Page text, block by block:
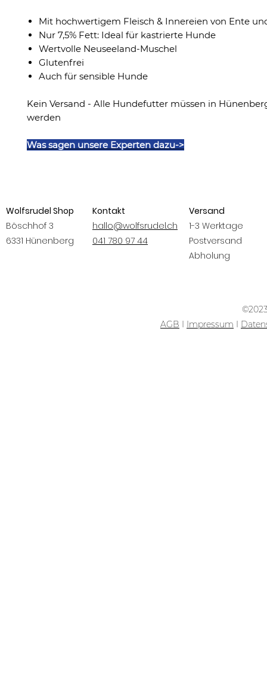
Mit hochwertigem Fleisch & Innereien von Ente
Nur 7,5% Fett: Ideal für kastrierte Hunde
Wertvolle Neuseeland-Muschel
Glutenfrei
Auch für sensible Hunde
Kein Versand - Alle Hundefutter müssen in
werden
Was sagen unsere Experten dazu->
Wolfsrudel Shop
Böschhof 3
6331 Hünenberg
Kontakt
hallo@wolfsrudel.ch
041 780 97 44
Versand
1-3 Werktage
Postversand
Abholung
AGB I Impressum I